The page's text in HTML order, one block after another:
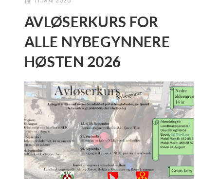
AVLØSERKURS FOR
ALLE NYBEGYNNERE
HØSTEN 2026